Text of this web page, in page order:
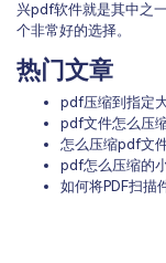
兴pdf软件就是其中之
个非常好的选择。
热门文章
pdf压缩到指定
pdf文件怎么压
怎么压缩pdf文
pdf怎么压缩的
如何将PDF扫描